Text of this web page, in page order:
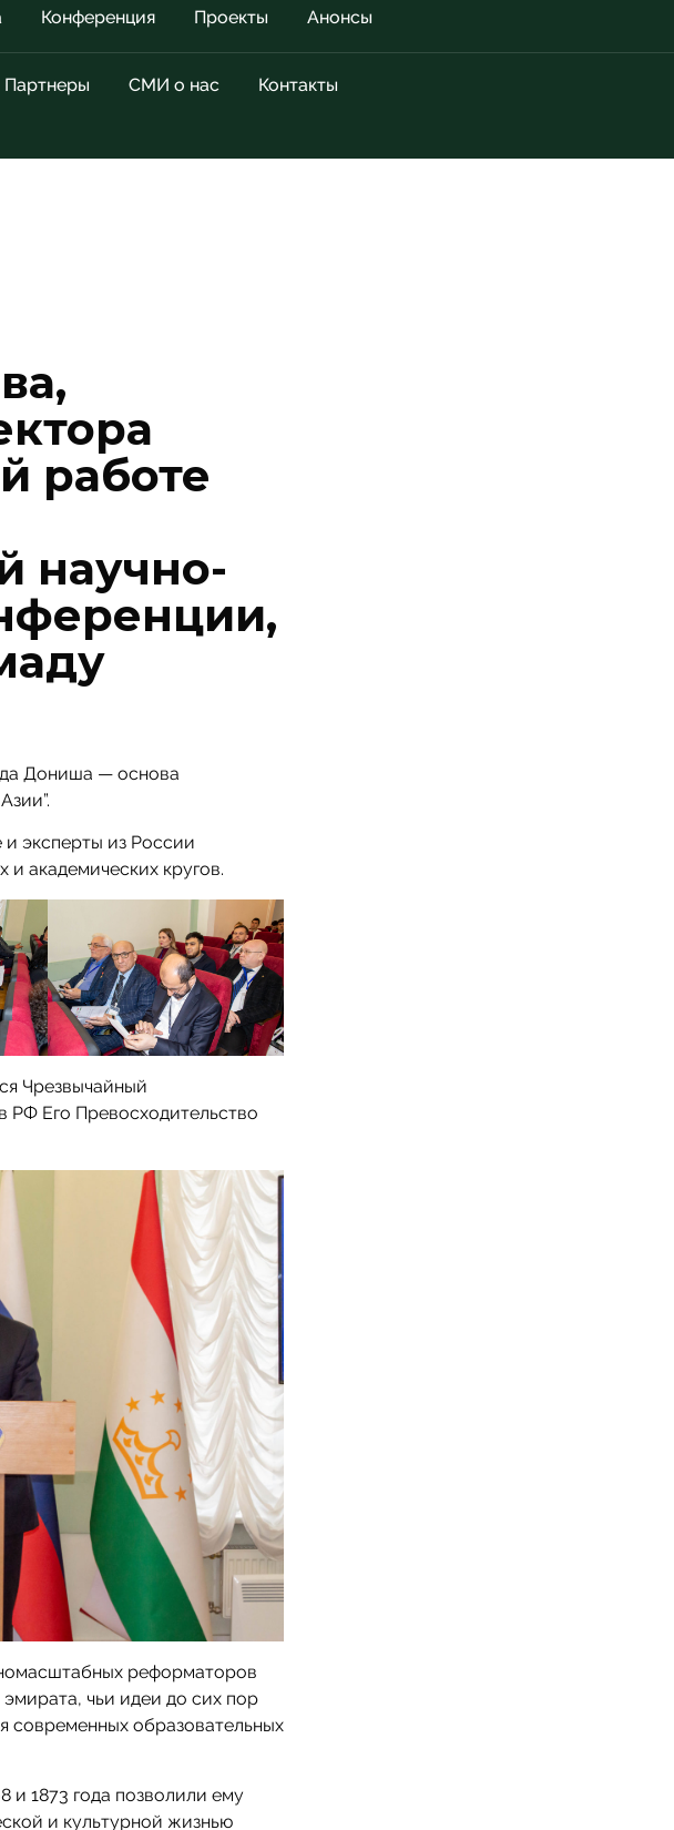
Конференция Проекты Анонсы
Партнеры СМИ о нас Контакты
работе
научно-
Дониша — основа
эксперты из России
и академических кругов.
Чрезвычайный
Его Превосходительство
реформаторов
чьи идеи до сих пор
современных образовательных
и 1873 года позволили ему
и культурной жизнью